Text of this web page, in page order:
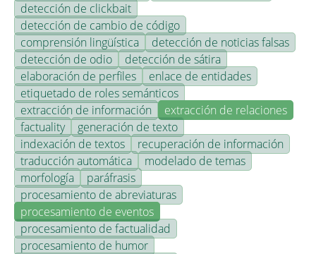
detección de clickbait
detección de cambio de código
comprensión lingüística
detección de noticias falsas
detección de odio
detección de sátira
elaboración de perfiles
enlace de entidades
etiquetado de roles semánticos
extracción de información
extracción de relaciones
factuality
generación de texto
indexación de textos
recuperación de información
traducción automática
modelado de temas
morfología
paráfrasis
procesamiento de abreviaturas
procesamiento de eventos
procesamiento de factualidad
procesamiento de humor